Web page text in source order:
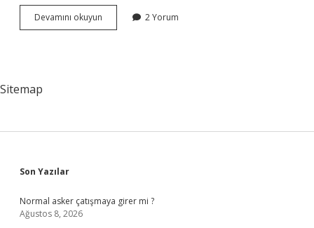
Devamını okuyun Lenfödem
kanser
2 Yorum
Sitemap
Sidebar
Son Yazılar
Normal asker çatışmaya girer mi ?
Ağustos 8, 2026